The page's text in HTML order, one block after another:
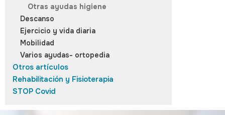
Otras ayudas higiene
Descanso
Ejercicio y vida diaria
Mobilidad
Varios ayudas- ortopedia
Otros artículos
Rehabilitación y Fisioterapia
STOP Covid